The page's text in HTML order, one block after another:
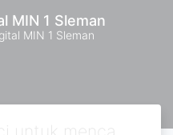
MIN 1 Sleman
MIN 1 Sleman